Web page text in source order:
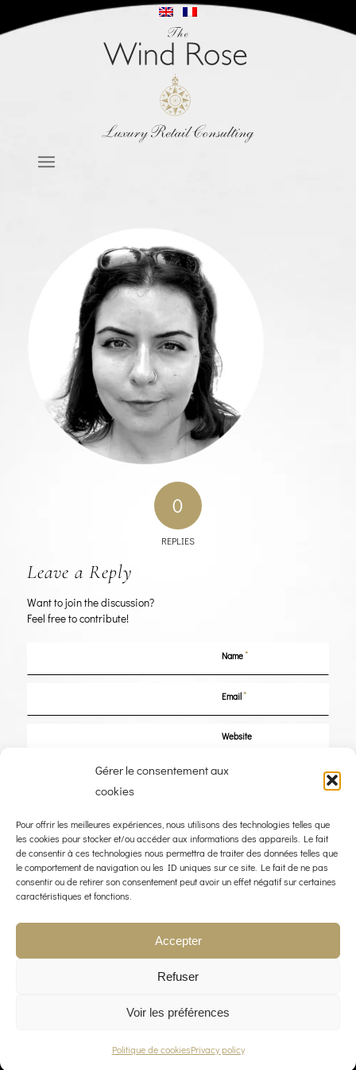
Gérer le consentement aux
cookies
Pour offrir les meilleures expériences, nous utilisons des technologies telles que
les cookies pour stocker et/ou accéder aux informations des appareils. Le fait
de consentir à ces technologies nous permettra de traiter des données telles que
le comportement de navigation ou les ID uniques sur ce site. Le fait de ne pas
consentir ou de retirer son consentement peut avoir un effet négatif sur certaines
caractéristiques et fonctions.
Accepter
Refuser
Voir les préférences
Politique de cookiesPrivacy policy
0
REPLIES
Leave a Reply
Want to join the discussion?
Feel free to contribute!
Name*
Email*
Website
Save my name, email, and website in this browser for the next time I
PRIVACY POLICY CONTACT